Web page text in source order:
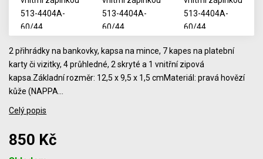
2 přihrádky na bankovky, kapsa na mince, 7 kapes na platební
karty či vizitky, 4 průhledné, 2 skryté a 1 vnitřní zipová
kapsa.Základní rozměr: 12,5 x 9,5 x 1,5 cmMateriál: pravá hovězí
kůže (NAPPA…
Celý popis
850 Kč